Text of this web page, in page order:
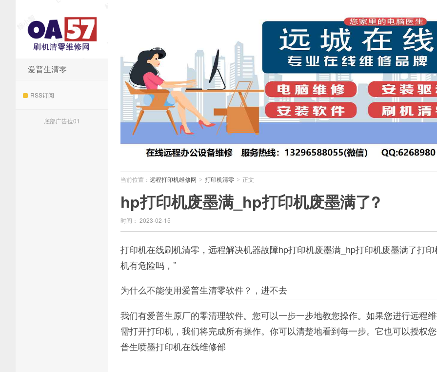
爱普生清零
RSS订阅
底部广告位01
当前位置： 远程打印机维修网 > 打印机清零 > 正文
hp打印机废墨满_hp打印机废墨满了?
时间： 2023-02-15
打印机在线刷机清零，远程解决机器故障hp打印机废墨满_hp打印机废墨满了打
机有危险吗，”
为什么不能使用爱普生清零软件？，进不去
我们有爱普生原厂的零清理软件。您可以一步一步地教您操作。如果您进行远程
需打开打印机，我们将完成所有操作。你可以清楚地看到每一步。它也可以授权
普生喷墨打印机在线维修部